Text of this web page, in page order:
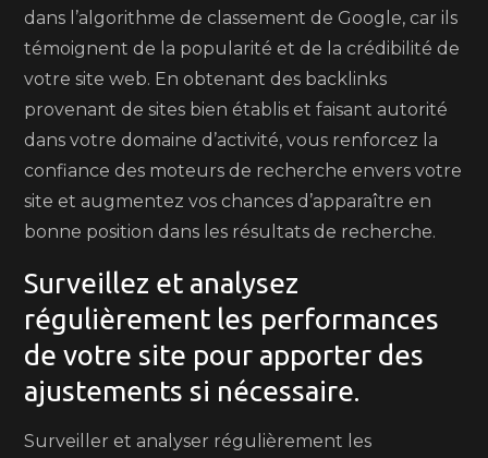
dans l’algorithme de classement de Google, car ils
témoignent de la popularité et de la crédibilité de
votre site web. En obtenant des backlinks
provenant de sites bien établis et faisant autorité
dans votre domaine d’activité, vous renforcez la
confiance des moteurs de recherche envers votre
site et augmentez vos chances d’apparaître en
bonne position dans les résultats de recherche.
Surveillez et analysez
régulièrement les performances
de votre site pour apporter des
ajustements si nécessaire.
Surveiller et analyser régulièrement les